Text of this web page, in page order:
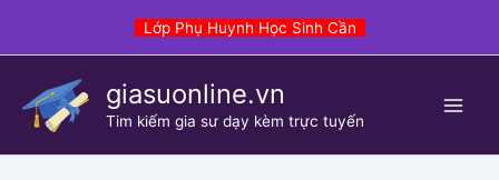
Lớp Phụ Huynh Học Sinh Cần
giasuonline.vn
Tim kiếm gia sư dạy kèm trực tuyến